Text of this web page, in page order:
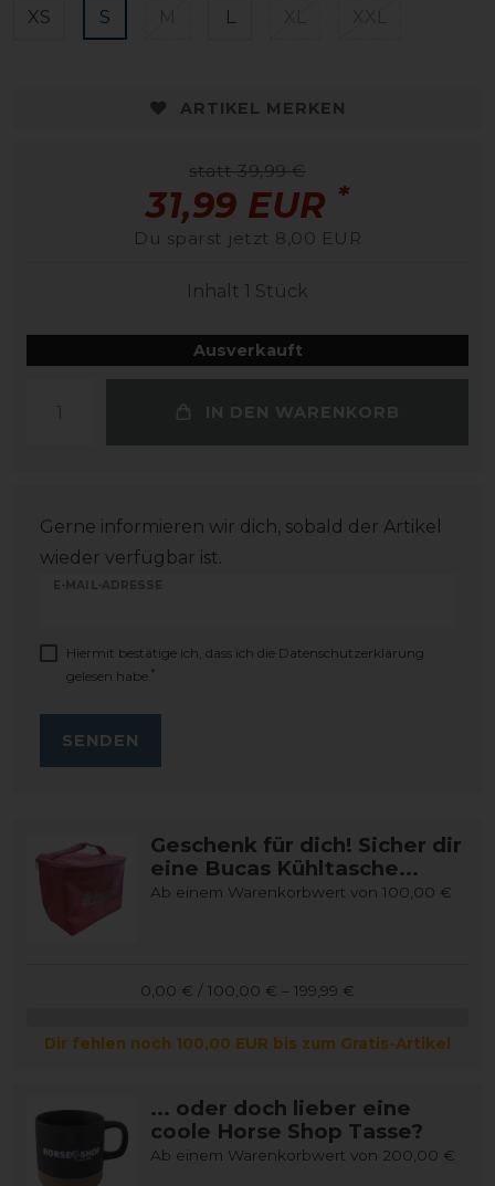
XS S L
ARTIKEL MERKEN
statt 39,99 €
31,99 EUR *
Du sparst jetzt 8,00 EUR
Inhalt 1 Stück
Ausverkauft
IN DEN WARENKORB
Gerne informieren wir dich, sobald der Artikel
wieder verfügbar ist.
E-MAIL-ADRESSE
Hiermit bestätige ich, dass ich die Daten­schutz­erklärung
gelesen habe. *
SENDEN
Geschenk für dich! Sicher dir
eine Bucas Kühltasche...
Ab einem Warenkorbwert von 100,00 €
0,00 € / 100,00 € – 199,99 €
Dir fehlen noch 100,00 EUR bis zum Gratis-Artikel
... oder doch lieber eine
coole Horse Shop Tasse?
Ab einem Warenkorbwert von 200,00 €